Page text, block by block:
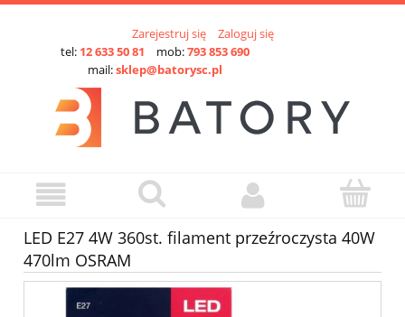
Zarejestruj się
Zaloguj się
tel: 12 633 50 81 mob:793 853 690
mail:sklep@batorysc.pl
LED E27 4W 360st. filament przeźroczysta 40W
470lm OSRAM